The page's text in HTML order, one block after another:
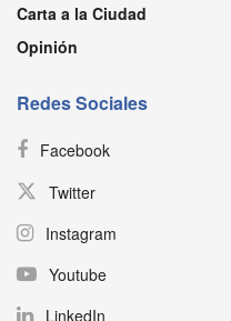
Carta a la Ciudad
Opinión
Redes Sociales
Facebook
Twitter
Instagram
Youtube
LinkedIn